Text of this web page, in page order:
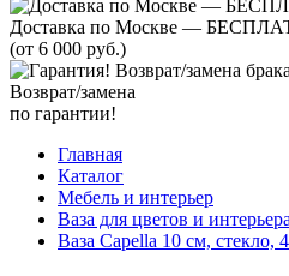
Доставка по Москве —
(от 6 000 руб.)
Возврат/замена
по гарантии!
Главная
Каталог
Мебель и интерьер
Ваза для цветов и интерьера
Ваза Capella 10 см, стекло,